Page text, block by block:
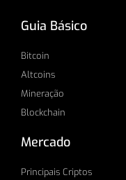
Guia Básico
Bitcoin
Altcoins
Mineração
Blockchain
Mercado
Principais Criptos